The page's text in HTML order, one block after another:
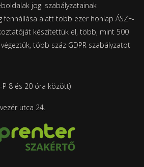
jogi szabályzatainak
fennállása alatt több ezer honlap ÁSZF-
készítettük el, több, mint 500
több száz GDPR szabályzatot
P 8 és 20 óra között)
utca 24.